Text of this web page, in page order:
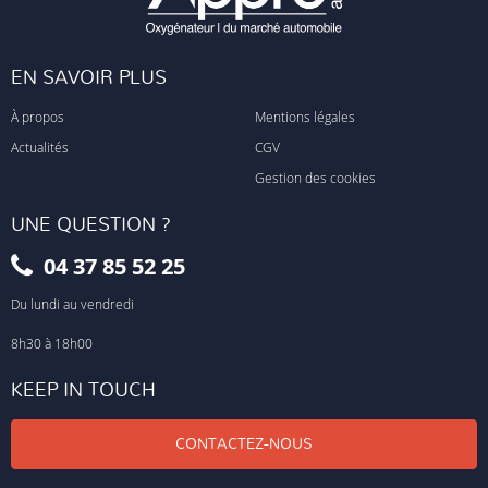
EN SAVOIR PLUS
À propos
Actualités
Mentions légales
CGV
Gestion des cookies
UNE QUESTION ?
04 37 85 52 25
Du lundi au vendredi
8h30 à 18h00
KEEP IN TOUCH
CONTACTEZ-NOUS